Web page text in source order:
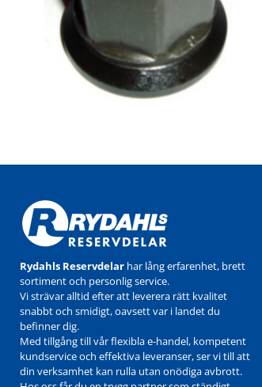
Rydahls Reservdelar har lång erfarenhet, brett
sortiment och personlig service.
Vi strävar alltid efter att leverera rätt kvalitet
snabbt och smidigt, oavsett var i landet du
befinner dig.
Med tillgång till vår flexibla e-handel, kompetent
kundservice och effektiva leveranser, ser vi till att
din verksamhet kan rulla utan onödiga avbrott.